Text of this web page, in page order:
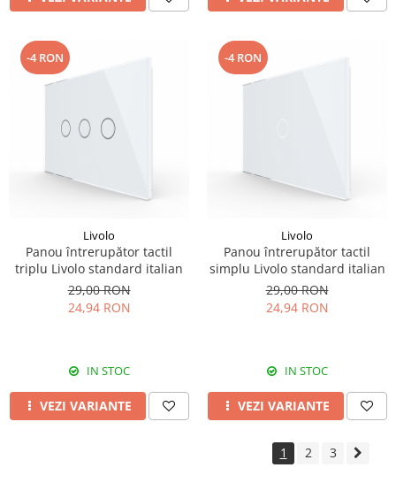
-4 RON
Livolo
Panou întrerupător tactil
triplu Livolo standard italian
29,00 RON
24,94 RON
IN STOC
VEZI VARIANTE
-4 RON
Livolo
Panou întrerupător tactil
simplu Livolo standard italian
29,00 RON
24,94 RON
IN STOC
VEZI VARIANTE
1 2 3